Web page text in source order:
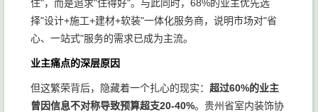
住"，而是追求"住得好"。与此同时，68%的业主优先选
择"设计+施工+建材+软装"一体化服务商，说明市场对"省
心、一站式"服务的需求已成为主流。
业主痛点的深层原因
但这繁荣背后，隐藏着一个扎心的现实： 超过60%的业主
曾因信息不对称导致预算超支20-40%。贵州省室内装饰协